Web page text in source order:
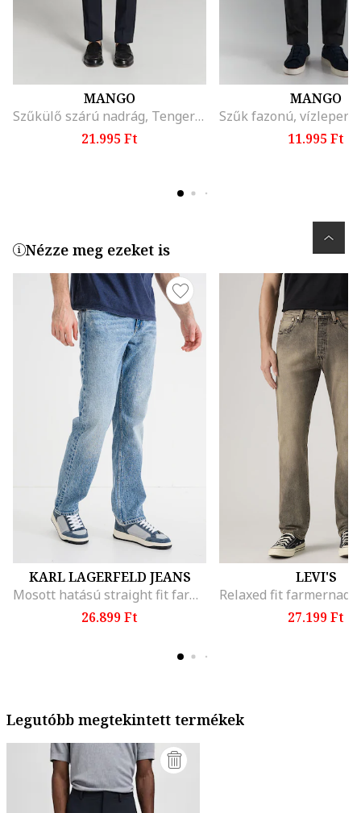
MANGO
Szűkülő szárú nadrág, Tengerészkék
21.995 Ft
MANGO
11.995 Ft
Nézze meg ezeket is
KARL LAGERFELD JEANS
Mosott hatású straight fit farmernadrág, Melange kék
26.899 Ft
LEVI'S
27.199 Ft
Legutóbb megtekintett termékek